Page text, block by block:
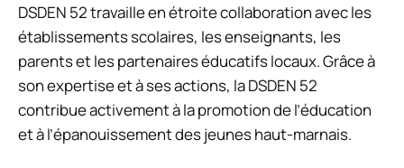
DSDEN 52 travaille en étroite collaboration avec les
établissements scolaires, les enseignants, les
parents et les partenaires éducatifs locaux. Grâce à
son expertise et à ses actions, la DSDEN 52
contribue activement à la promotion de l’éducation
et à l’épanouissement des jeunes haut-marnais.